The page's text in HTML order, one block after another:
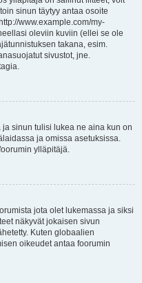
sinun täytyy antaa osoite
www.example.com/my-
oleviin kuviin (ellei se ole
takana, esim.
sivustot, jne.
sinun tulisi lukea ne aina kun on
ja omissa asetuksissa.
ylläpitäjä.
jota olet lukemassa ja siksi
näkyvät jokaisen sivun
Kuten globaalien
oikeudet antaa foorumin